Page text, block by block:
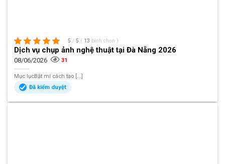
5 / 5 ( 13 bình chọn )
Dịch vụ chụp ảnh nghệ thuật tại Đà Nẵng 2026
08/06/2026 31
Mục lụcBật mí cách tạo [...]
Đã kiểm duyệt